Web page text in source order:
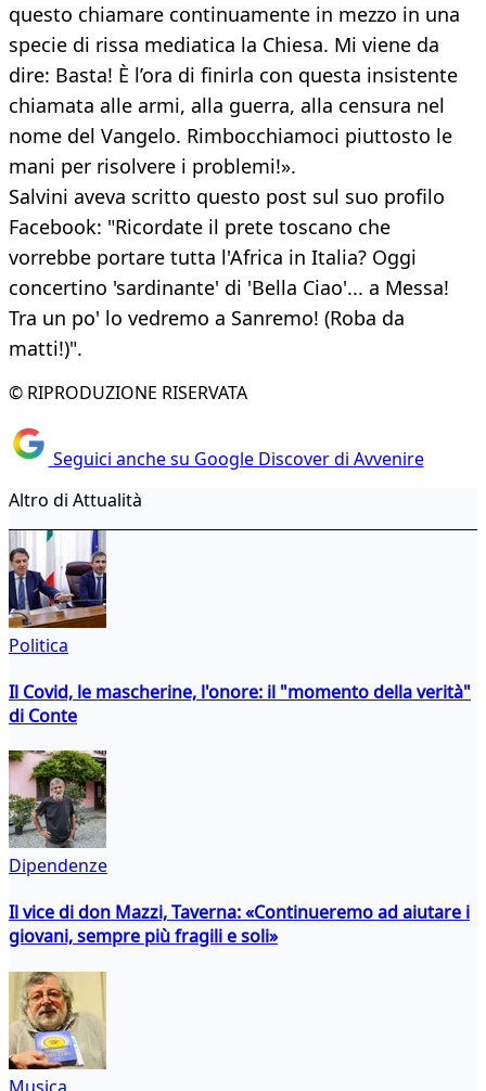
questo chiamare continuamente in mezzo in una
specie di rissa mediatica la Chiesa. Mi viene da
dire: Basta! È l’ora di finirla con questa insistente
chiamata alle armi, alla guerra, alla censura nel
nome del Vangelo. Rimbocchiamoci piuttosto le
mani per risolvere i problemi!».
Salvini aveva scritto questo post sul suo profilo
Facebook: "Ricordate il prete toscano che
vorrebbe portare tutta l'Africa in Italia? Oggi
concertino 'sardinante' di 'Bella Ciao'... a Messa!
Tra un po' lo vedremo a Sanremo! (Roba da
matti!)".
© RIPRODUZIONE RISERVATA
Seguici anche su Google Discover di Avvenire
Altro di Attualità
Politica
Il Covid, le mascherine, l'onore: il "momento della verità"
di Conte
Dipendenze
Il vice di don Mazzi, Taverna: «Continueremo ad aiutare i
giovani, sempre più fragili e soli»